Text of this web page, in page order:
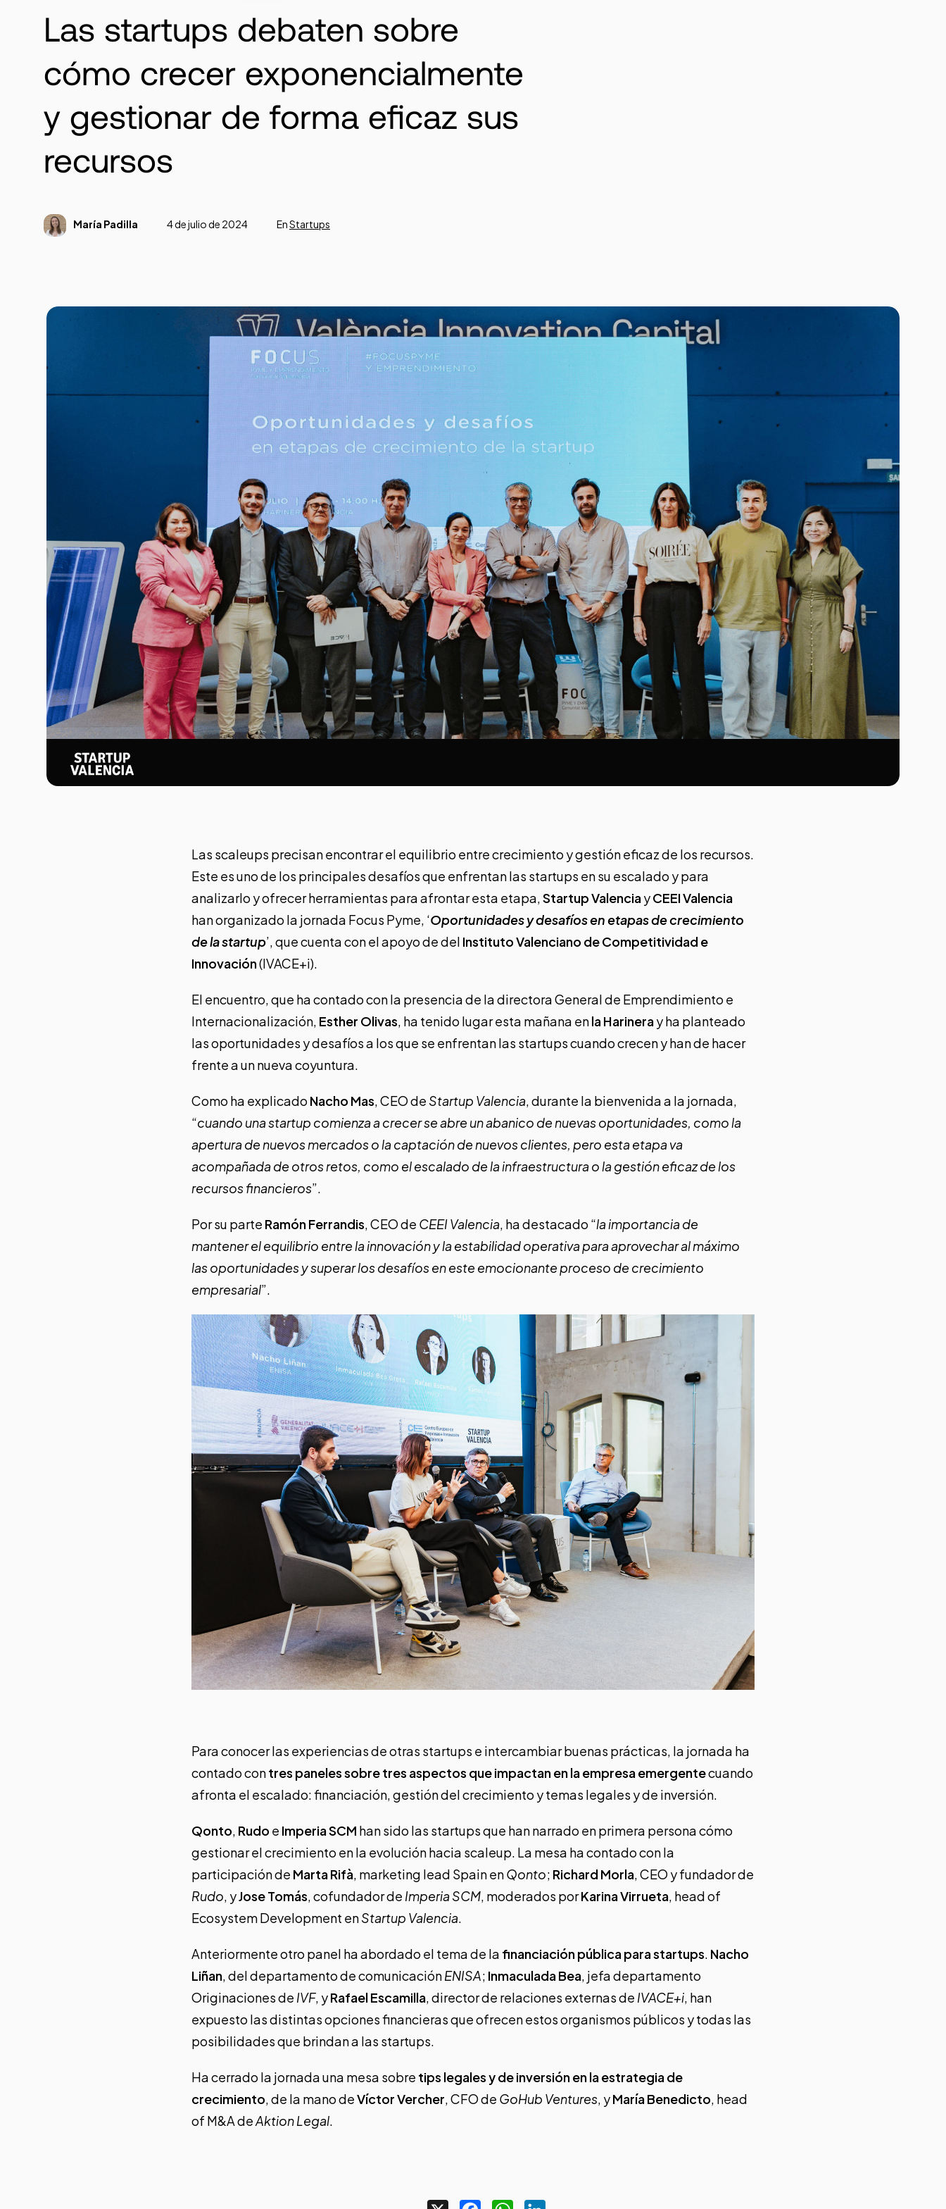
Las startups debaten sobre
cómo crecer exponencialmente
y gestionar de forma eficaz sus
recursos
María Padilla 4 de julio de 2024 EnStartups
Las scaleups precisan encontrar el equilibrio entre crecimiento y gestión eficaz de los recursos.
Este es uno de los principales desafíos que enfrentan las startups en su escalado y para
analizarlo y ofrecer herramientas para afrontar esta etapa,Startup ValenciayCEEI Valencia
han organizado la jornada Focus Pyme, ‘Oportunidades y desafíos en etapas de crecimiento
de la startup’, que cuenta con el apoyo de del Instituto Valenciano de Competitividad e
Innovación(IVACE+i).
El encuentro, que ha contado con la presencia de la directora General de Emprendimiento e
Internacionalización, Esther Olivas, ha tenido lugar esta mañana enla Harineray ha planteado
las oportunidades y desafíos a los que se enfrentan las startups cuando crecen y han de hacer
frente a un nueva coyuntura.
Como ha explicado Nacho Mas, CEO de Startup Valencia, durante la bienvenida a la jornada,
“cuando una startup comienza a crecer se abre un abanico de nuevas oportunidades, como la
apertura de nuevos mercados o la captación de nuevos clientes, pero esta etapa va
acompañada de otros retos, como el escalado de la infraestructura o la gestión eficaz de los
recursos financieros”.
Por su parte Ramón Ferrandis, CEO de CEEI Valencia, ha destacado “la importancia de
mantener el equilibrio entre la innovación y la estabilidad operativa para aprovechar al máximo
las oportunidades y superar los desafíos en este emocionante proceso de crecimiento
empresarial”.
Para conocer las experiencias de otras startups e intercambiar buenas prácticas, la jornada ha
contado contres paneles sobre tres aspectos que impactan en la empresa emergentecuando
afronta el escalado: financiación, gestión del crecimiento y temas legales y de inversión.
Qonto, Rudo e Imperia SCM han sido las startups que han narrado en primera persona cómo
gestionar el crecimiento en la evolución hacia scaleup. La mesa ha contado con la
participación de Marta Rifà, marketing lead Spain enQonto; Richard Morla, CEO y fundador de
Rudo, yJose Tomás, cofundador de Imperia SCM, moderados porKarina Virrueta, head of
Ecosystem Development enStartup Valencia.
Anteriormente otro panel ha abordado el tema de la financiación pública para startups. Nacho
Liñan, del departamento de comunicaciónENISA; Inmaculada Bea, jefa departamento
Originaciones de IVF, yRafael Escamilla, director de relaciones externas de IVACE+i, han
expuesto las distintas opciones financieras que ofrecen estos organismos públicos y todas las
posibilidades que brindan a las startups.
Ha cerrado la jornada una mesa sobre tips legales y de inversión en la estrategia de
crecimiento, de la mano deVíctor Vercher, CFO de GoHub Ventures, yMaría Benedicto, head
of M&A deAktion Legal.